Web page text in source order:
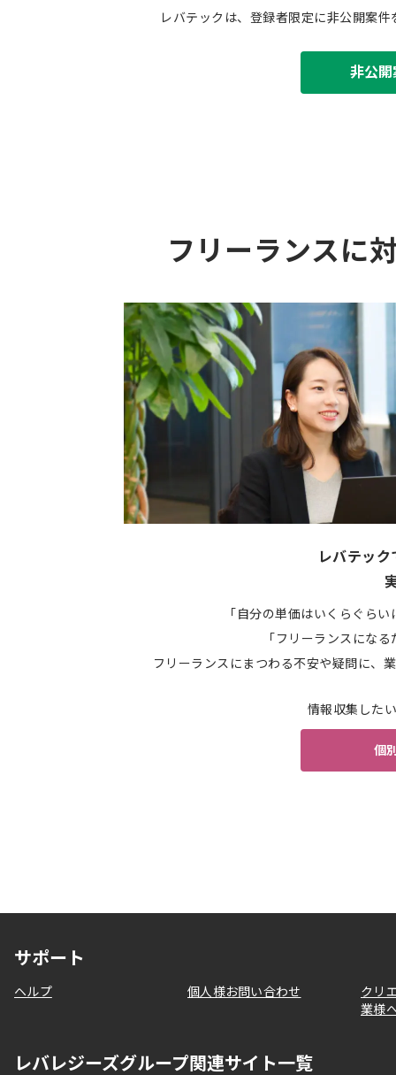
レバテックは、登録者限定に非公開案
非公
フリーランスに
レバテッ
「自分の単価はいくらぐら
「フリーランスにな
フリーランスにまつわる不安や疑問に、
情報収集した
個
サポート
ヘルプ 個人様お問い合わせ
クリ
業様
レバレジーズグループ関連サイト一覧